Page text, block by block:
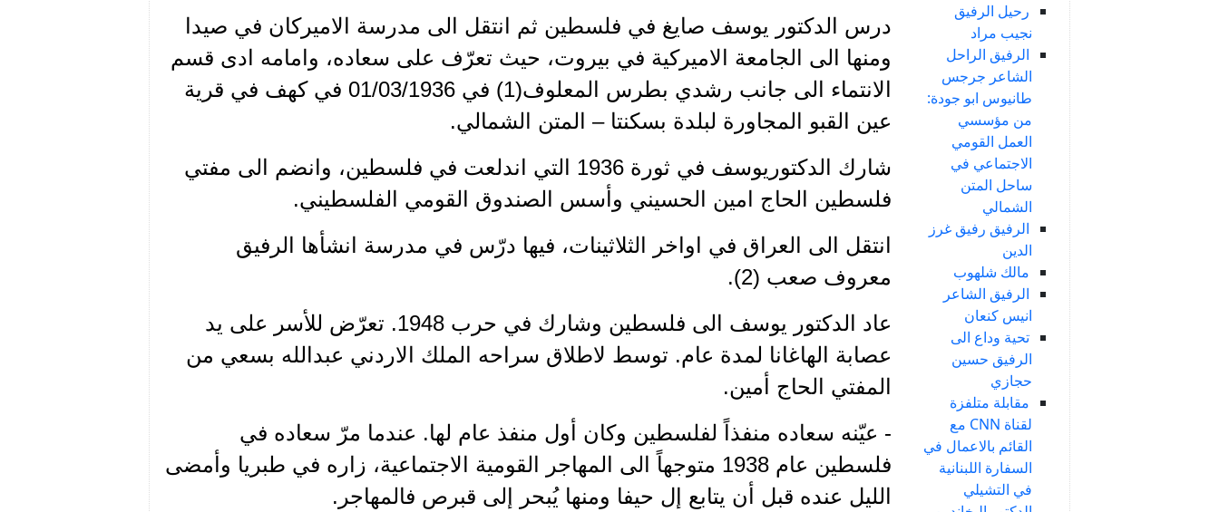
رحيل الرفيق
نجيب مراد
الرفيق الراحل
الشاعر جرجس
طانيوس ابو جودة:
من مؤسسي
العمل القومي
الاجتماعي في
ساحل المتن
الشمالي
الرفيق رفيق غرز
الدين
مالك شلهوب
الرفيق الشاعر
انيس كنعان
تحية وداع الى
الرفيق حسين
حجازي
مقابلة متلفزة
لقناة CNN مع
القائم بالاعمال في
السفارة اللبنانية
في التشيلي
درس الدكتور يوسف صايغ في فلسطين ثم انتقل الى مدرسة الاميركان في صيدا
ومنها الى الجامعة الاميركية في بيروت، حيث تعرّف على سعاده، وامامه ادى قسم
الانتماء الى جانب رشدي بطرس المعلوف(1) في 01/03/1936 في كهف في قرية
عين القبو المجاورة لبلدة بسكنتا – المتن الشمالي.
شارك الدكتوريوسف في ثورة 1936 التي اندلعت في فلسطين، وانضم الى مفتي
فلسطين الحاج امين الحسيني وأسس الصندوق القومي الفلسطيني.
انتقل الى العراق في اواخر الثلاثينات، فيها درّس في مدرسة انشأها الرفيق
معروف صعب (2).
عاد الدكتور يوسف الى فلسطين وشارك في حرب 1948. تعرّض للأسر على يد
عصابة الهاغانا لمدة عام. توسط لاطلاق سراحه الملك الاردني عبدالله بسعي من
المفتي الحاج أمين.
- عيّنه سعاده منفذاً لفلسطين وكان أول منفذ عام لها. عندما مرّ سعاده في
فلسطين عام 1938 متوجهاً الى المهاجر القومية الاجتماعية، زاره في طبريا وأمضى
الليل عنده قبل أن يتابع إل حيفا ومنها يُبحر إلى قبرص فالمهاجر.